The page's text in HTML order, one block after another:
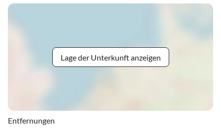
Lage der Unterkunft anzeigen
Entfernungen